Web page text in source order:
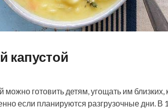
капустой
можно готовить детям, угощать им близких,
если планируются разгрузочные дни. В